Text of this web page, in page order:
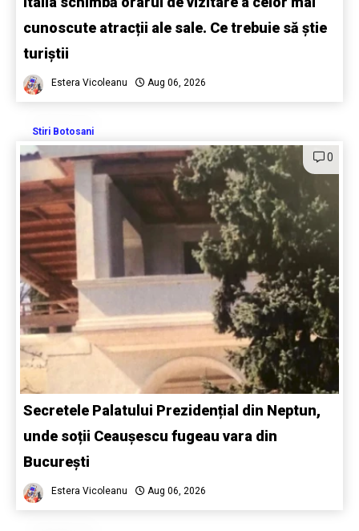
cunoscute atracții ale sale. Ce trebuie să știe
turiștii
Estera Vicoleanu Aug 06, 2026
Stiri Botosani
0
Secretele Palatului Prezidențial din Neptun,
unde soții Ceaușescu fugeau vara din
București
Estera Vicoleanu Aug 06, 2026